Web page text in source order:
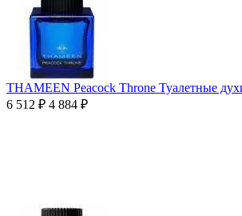
THAMEEN Peacock Throne Туалетные
6 512 ₽ 4 884 ₽